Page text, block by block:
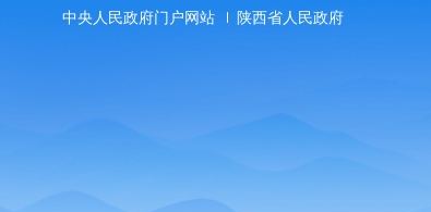
中央人民政府门户网站 陕西省人民政府